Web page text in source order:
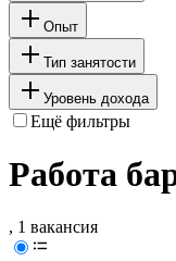
Опыт
Тип занятости
Уровень дохода
Ещё фильтры
Работа
, 1 вакансия